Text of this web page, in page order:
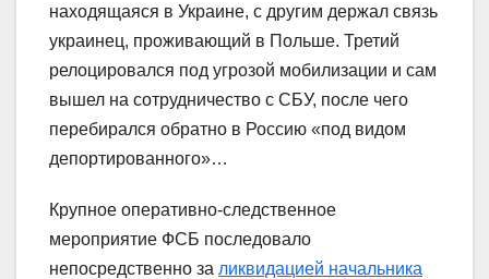
находящаяся в Украине, с другим держал связь
украинец, проживающий в Польше. Третий
релоцировался под угрозой мобилизации и сам
вышел на сотрудничество с СБУ, после чего
перебирался обратно в Россию «под видом
депортированного»…
Крупное оперативно-следственное
мероприятие ФСБ последовало
непосредственно за ликвидацией начальника